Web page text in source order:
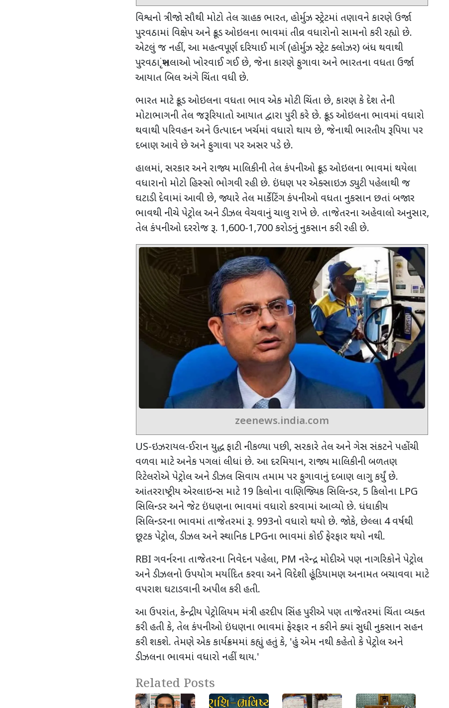
વિશ્વનો ત્રીજો સૌથી મોટો તેલ ગ્રાહક ભારત, હોર્મુઝ સ્ટ્રેટમાં તણાવને કારણે ઉર્જા
પુરવઠામાં વિક્ષેપ અને ક્રૂડ ઓઇલના ભાવમાં તીવ્ર વધારોનો સામનો કરી રહ્યો છે.
એટલું જ નહીં, આ મહત્વપૂર્ણ દરિયાઈ માર્ગ (હોર્મુઝ સ્ટ્રેટ ક્લોઝર) બંધ થવાથી
પુરવઠા શૃંખલાઓ ખોરવાઈ ગઈ છે, જેના કારણે ફુગાવા અને ભારતના વધતા ઉર્જા
આયાત બિલ અંગે ચિંતા વધી છે.
ભારત માટે ક્રૂડ ઓઇલના વધતા ભાવ એક મોટી ચિંતા છે, કારણ કે દેશ તેની
મોટાભાગની તેલ જરૂરિયાતો આયાત દ્વારા પુરી કરે છે. ક્રૂડ ઓઇલના ભાવમાં વધારો
થવાથી પરિવહન અને ઉત્પાદન ખર્ચમાં વધારો થાય છે, જેનાથી ભારતીય રૂપિયા પર
દબાણ આવે છે અને ફુગાવા પર અસર પડે છે.
હાલમાં, સરકાર અને રાજ્ય માલિકીની તેલ કંપનીઓ ક્રૂડ ઓઇલના ભાવમાં થયેલા
વધારાનો મોટો હિસ્સો ભોગવી રહી છે. ઇંધણ પર એક્સાઇઝ ડ્યુટી પહેલાથી જ
ઘટાડી દેવામાં આવી છે, જ્યારે તેલ માર્કેટિંગ કંપનીઓ વધતા નુકસાન છતાં બજાર
ભાવથી નીચે પેટ્રોલ અને ડીઝલ વેચવાનું ચાલુ રાખે છે. તાજેતરના અહેવાલો અનુસાર,
તેલ કંપનીઓ દરરોજ રૂ. 1,600-1,700કરોડનું નુકસાન કરી રહી છે.
zeenews.india.com
US-ઇઝરાયલ-ઈરાન યુદ્ધ ફાટી નીકળ્યા પછી, સરકારે તેલ અને ગેસ સંકટને પહોંચી
વળવા માટે અનેક પગલાં લીધાં છે. આ દરમિયાન, રાજ્ય માલિકીની બળતણ
રિટેલરોએ પેટ્રોલ અને ડીઝલ સિવાય તમામ પર ફુગાવાનું દબાણ લાગુ કર્યું છે.
આંતરરાષ્ટ્રીય એરલાઇન્સ માટે 19 કિલોના વાણિજ્યિક સિલિન્ડર, 5 કિલોના LPG
સિલિન્ડર અને જેટ ઇંધણના ભાવમાં વધારો કરવામાં આવ્યો છે. ધંધાકીય
સિલિન્ડરના ભાવમાં તાજેતરમાં રૂ. 993નો વધારો થયો છે. જોકે, છેલ્લા 4વર્ષથી
છૂટક પેટ્રોલ, ડીઝલ અને સ્થાનિક LPGના ભાવમાં કોઈ ફેરફાર થયો નથી.
RBI ગવર્નરના તાજેતરના નિવેદન પહેલા, PM નરેન્દ્ર મોદીએ પણ નાગરિકોને પેટ્રોલ
અને ડીઝલનો ઉપયોગ મર્યાદિત કરવા અને વિદેશી હૂંડિયામણ અનામત બચાવવા માટે
વપરાશ ઘટાડવાની અપીલ કરી હતી.
આ ઉપરાંત, કેન્દ્રીય પેટ્રોલિયમ મંત્રી હરદીપ સિંહ પુરીએ પણ તાજેતરમાં ચિંતા વ્યક્ત
કરી હતી કે, તેલ કંપનીઓ ઇંધણના ભાવમાં ફેરફાર ન કરીને ક્યાં સુધી નુકસાન સહન
કરી શકશે. તેમણે એક કાર્યક્રમમાં કહ્યું હતું કે, 'હું એમ નથી કહેતો કે પેટ્રોલ અને
ડીઝલના ભાવમાં વધારો નહીં થાય.'
Related Posts